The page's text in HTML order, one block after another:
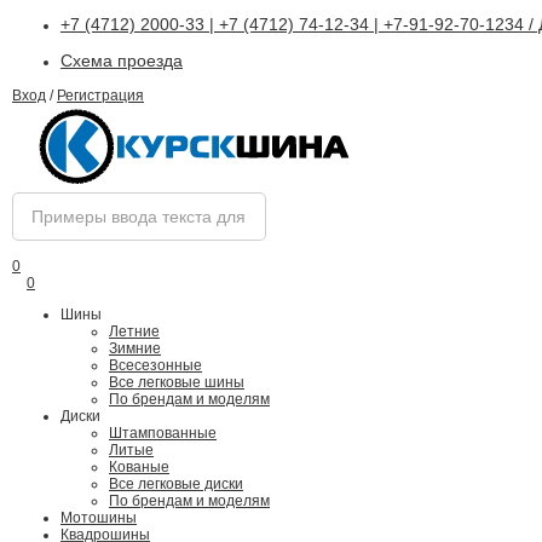
+7 (4712) 2000-33 | +7 (4712) 74-12-34 | +7-91-92-70-1234
Схема проезда
Вход / Регистрация
0
0
Шины
Летние
Зимние
Всесезонные
Все легковые шины
По брендам и моделям
Диски
Штампованные
Литые
Кованые
Все легковые диски
По брендам и моделям
Мотошины
Квадрошины